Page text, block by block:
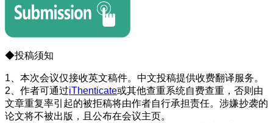
◆投稿须知
1、本次会议仅接收英文稿件。中文投稿提供收费翻译服务。
2、作者可通过iThenticate或其他查重系统自费查重，否则由
文章重复率引起的被拒稿将由作者自行承担责任。涉嫌抄袭的
论文将不被出版，且公布在会议主页。